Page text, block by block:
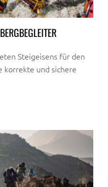
Steigeisens für den
korrekte und sichere